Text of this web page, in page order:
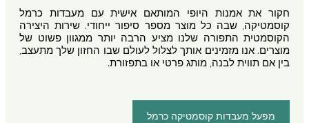
חקור את אמנות היופי המותאם אישית עם מעבדות כרמל
קוסמטיקה, שבה כל מוצר מספר סיפור ייחודי. שירות היצירה
הקוסמטית התפורה שלנו מציע הרבה יותר ממגוון פשוט של
מוצרים. אנו מזמינים אותך לצלול לעולם שבו החזון שלך מתעצב,
בין אם תווית לבנה, מותג פרטי או בתפזורת.
מפעל מעבדות קוסמטיקה כרמל